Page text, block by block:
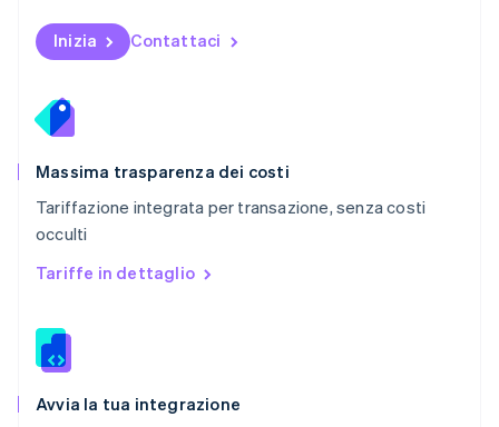
Inizia Contattaci
Massima trasparenza dei costi
Tariffazione integrata per transazione, senza costi
occulti
Tariffe in dettaglio
Avvia la tua integrazione
English
Portogallo
RAS di Hong Kong, Cina
English
English
English
Romania
English
Slovacchia
Slovenia
English Italiano